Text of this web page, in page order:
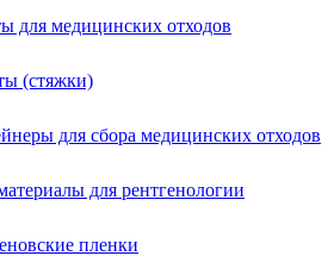
для медицинских отходов
(стяжки)
для сбора медицинских отходов
для рентгенологии
пленки